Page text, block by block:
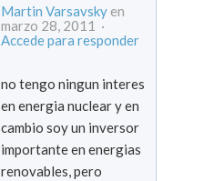
Martin Varsavsky en
marzo 28, 2011 ·
Accede para responder
no tengo ningun interes
en energia nuclear y en
cambio soy un inversor
importante en energias
renovables, pero